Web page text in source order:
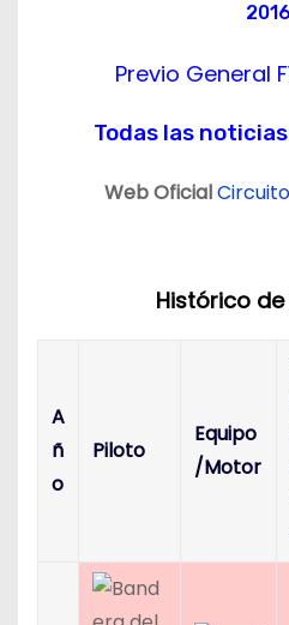
2016
Previo General
Todas las
Web Oficial
Histórico
A
ñ
o
Piloto
Equipo
/Motor